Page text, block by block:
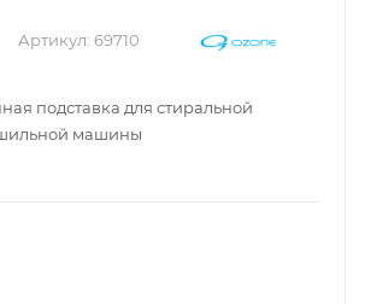
Артикул: 69710
подставка для стиральной
машины